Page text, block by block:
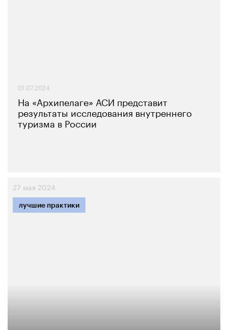
01.07.2024
На «Архипелаге» АСИ представит
результаты исследования внутреннего
туризма в России
27 мая 2024
лучшие практики